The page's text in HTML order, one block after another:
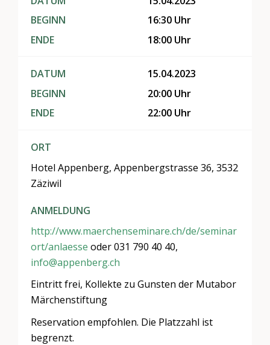
BEGINN
ENDE
16:30 Uhr
18:00 Uhr
DATUM
BEGINN
ENDE
15.04.2023
20:00 Uhr
22:00 Uhr
ORT
Hotel Appenberg, Appenbergstrasse 36, 3532
Zäziwil
ANMELDUNG
http://www.maerchenseminare.ch/de/seminar
ort/anlaesse oder 031 790 40 40,
info@appenberg.ch
Eintritt frei, Kollekte zu Gunsten der Mutabor
Märchenstiftung
Reservation empfohlen. Die Platzzahl ist
begrenzt.